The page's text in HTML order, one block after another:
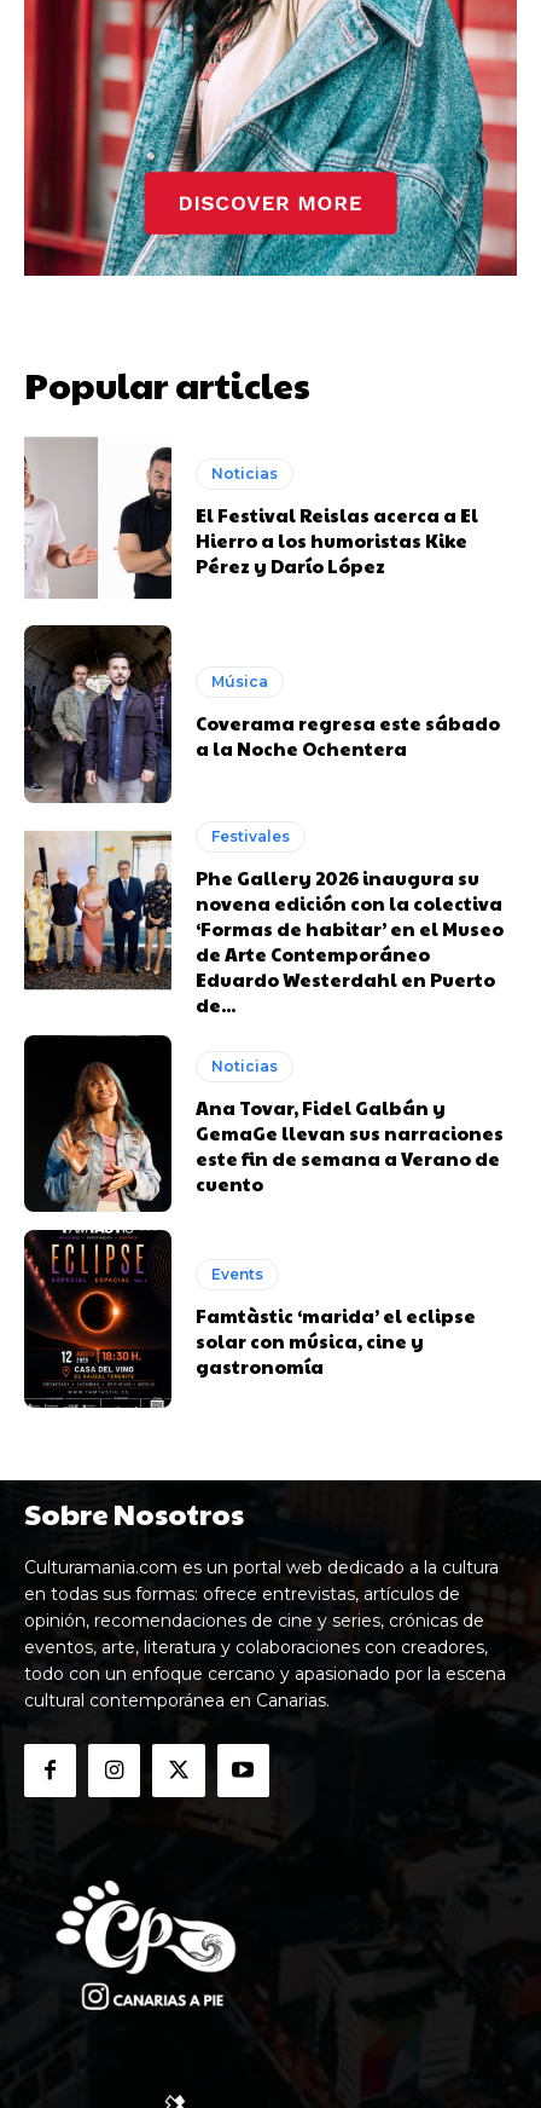
Popular articles
Noticias
El Festival Reislas acerca a El
Hierro a los humoristas Kike
Pérez y Darío López
Música
Coverama regresa este sábado
a la Noche Ochentera
Festivales
Phe Gallery 2026 inaugura su
novena edición con la colectiva
‘Formas de habitar’ en el Museo
de Arte Contemporáneo
Eduardo Westerdahl en Puerto
de...
Noticias
Ana Tovar, Fidel Galbán y
GemaGe llevan sus narraciones
este fin de semana a Verano de
cuento
Events
Famtàstic ‘marida’ el eclipse
solar con música, cine y
gastronomía
Sobre Nosotros
Culturamania.com es un portal web dedicado a la cultura
en todas sus formas: ofrece entrevistas, artículos de
opinión, recomendaciones de cine y series, crónicas de
eventos, arte, literatura y colaboraciones con creadores,
todo con un enfoque cercano y apasionado por la escena
cultural contemporánea en Canarias.